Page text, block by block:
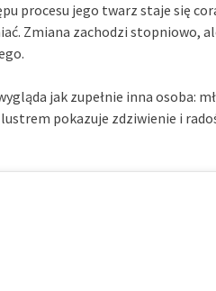
procesu jego twarz staje się
Zmiana zachodzi stopniowo,
jak zupełnie inna osoba:
pokazuje zdziwienie i